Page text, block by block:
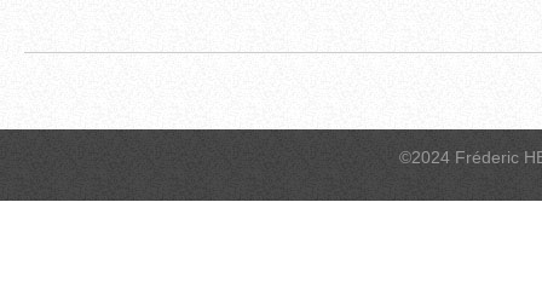
©2024 Fréderic